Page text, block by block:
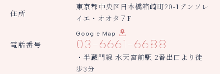
住所
東京都中央区日本橋箱崎町20-1アンソレ
イエ・オオタ７F
Google Map
電話番号 03-6661-6688
・半蔵門線 水天宮前駅 2番出口より徒
歩3分